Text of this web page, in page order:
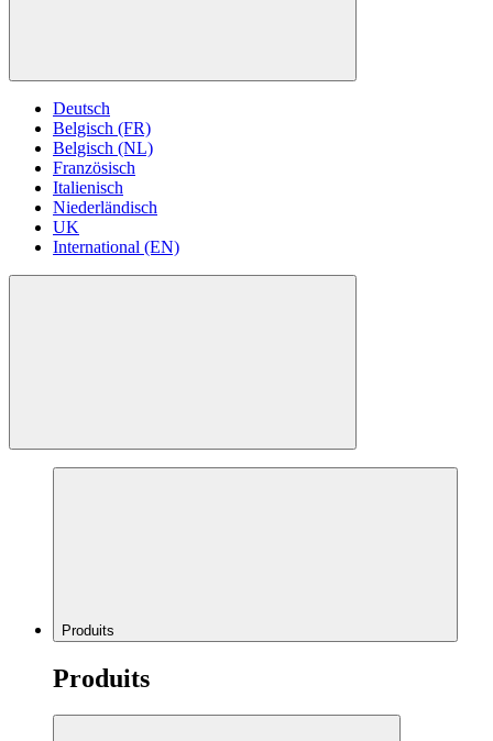
Deutsch
Belgisch (FR)
Belgisch (NL)
Französisch
Italienisch
Niederländisch
UK
International (EN)
Produits
Produits